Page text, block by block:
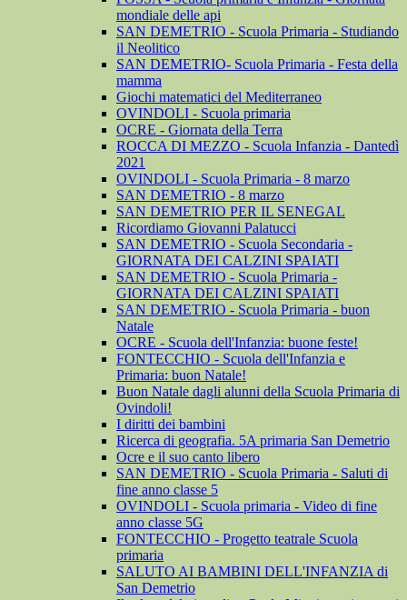
mondiale delle api
SAN DEMETRIO - Scuola Primaria - Studiando
il Neolitico
SAN DEMETRIO- Scuola Primaria - Festa della
mamma
Giochi matematici del Mediterraneo
OVINDOLI - Scuola primaria
OCRE - Giornata della Terra
ROCCA DI MEZZO - Scuola Infanzia - Dantedì
2021
OVINDOLI - Scuola Primaria - 8 marzo
SAN DEMETRIO - 8 marzo
SAN DEMETRIO PER IL SENEGAL
Ricordiamo Giovanni Palatucci
SAN DEMETRIO - Scuola Secondaria -
GIORNATA DEI CALZINI SPAIATI
SAN DEMETRIO - Scuola Primaria -
GIORNATA DEI CALZINI SPAIATI
SAN DEMETRIO - Scuola Primaria - buon
Natale
OCRE - Scuola dell'Infanzia: buone feste!
FONTECCHIO - Scuola dell'Infanzia e
Primaria: buon Natale!
Buon Natale dagli alunni della Scuola Primaria di
Ovindoli!
I diritti dei bambini
Ricerca di geografia. 5A primaria San Demetrio
Ocre e il suo canto libero
SAN DEMETRIO - Scuola Primaria - Saluti di
fine anno classe 5
OVINDOLI - Scuola primaria - Video di fine
anno classe 5G
FONTECCHIO - Progetto teatrale Scuola
primaria
SALUTO AI BAMBINI DELL'INFANZIA di
San Demetrio